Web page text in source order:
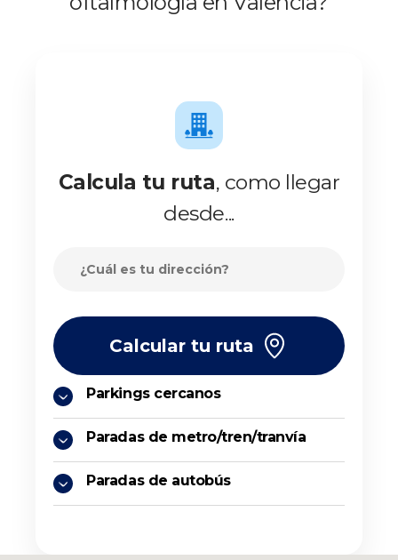
Calcula tu ruta, como llegar
desde...
Calcular tu ruta
Parkings cercanos
Paradas de metro/tren/tranvía
Paradas de autobús